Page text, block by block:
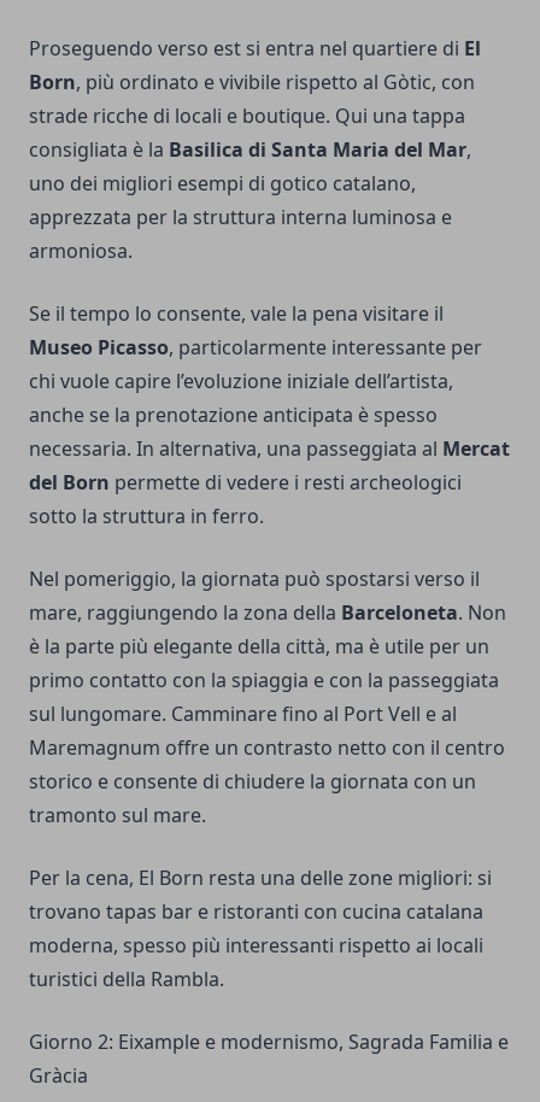
Proseguendo verso est si entra nel quartiere di El
Born, più ordinato e vivibile rispetto al Gòtic, con
strade ricche di locali e boutique. Qui una tappa
consigliata è la Basilica di Santa Maria del Mar,
uno dei migliori esempi di gotico catalano,
apprezzata per la struttura interna luminosa e
armoniosa.
Se il tempo lo consente, vale la pena visitare il
Museo Picasso, particolarmente interessante per
chi vuole capire l’evoluzione iniziale dell’artista,
anche se la prenotazione anticipata è spesso
necessaria. In alternativa, una passeggiata al Mercat
del Born permette di vedere i resti archeologici
sotto la struttura in ferro.
Nel pomeriggio, la giornata può spostarsi verso il
mare, raggiungendo la zona della Barceloneta. Non
è la parte più elegante della città, ma è utile per un
primo contatto con la spiaggia e con la passeggiata
sul lungomare. Camminare fino al Port Vell e al
Maremagnum offre un contrasto netto con il centro
storico e consente di chiudere la giornata con un
tramonto sul mare.
Per la cena, El Born resta una delle zone migliori: si
trovano tapas bar e ristoranti con cucina catalana
moderna, spesso più interessanti rispetto ai locali
turistici della Rambla.
Giorno 2: Eixample e modernismo, Sagrada Familia e
Gràcia